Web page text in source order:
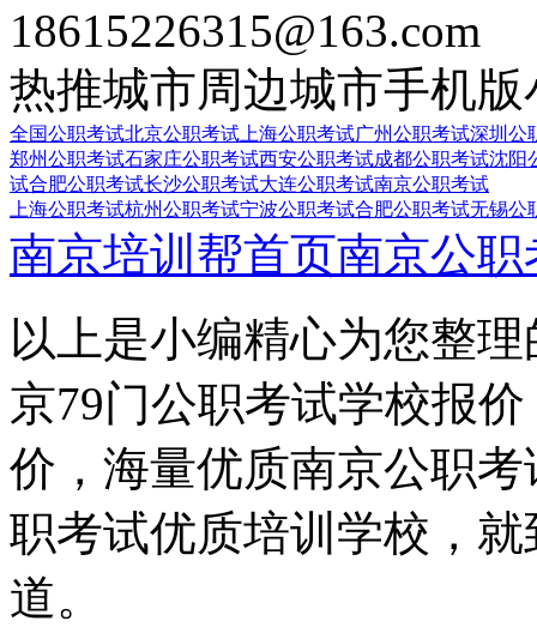
18615226315@163.com
热推城市周边城市手机版
全国公职考试北京公职考试 上海公职考试广州公职考试深圳公
郑州公职考试石家庄公职考试西安公职考试成都公职考试沈阳
试合肥公职考试长沙公职考试大连公职考试南京公职考试
上海公职考试杭州公职考试宁波公职考试合肥公职考试无锡公
南京培训帮首页南京公
以上是小编精心为您整
京79门公职考试学校报
价，海量优质南京公职
职考试优质培训学校，
道。